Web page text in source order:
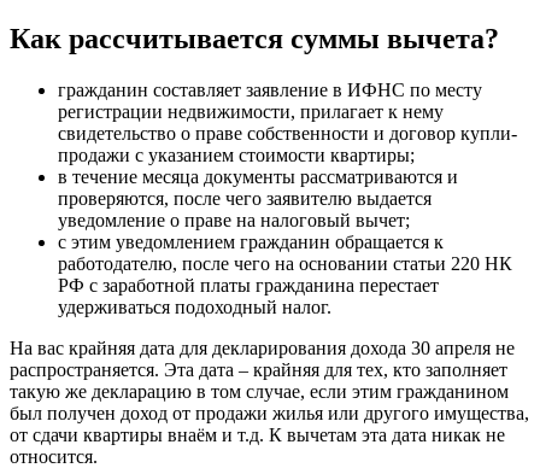
Как рассчитывается суммы вычета?
гражданин составляет заявление в ИФНС по месту
регистрации недвижимости, прилагает к нему
свидетельство о праве собственности и договор купли-
продажи с указанием стоимости квартиры;
в течение месяца документы рассматриваются и
проверяются, после чего заявителю выдается
уведомление о праве на налоговый вычет;
с этим уведомлением гражданин обращается к
работодателю, после чего на основании статьи 220 НК
РФ с заработной платы гражданина перестает
удерживаться подоходный налог.
На вас крайняя дата для декларирования дохода 30 апреля не
распространяется. Эта дата – крайняя для тех, кто заполняет
такую же декларацию в том случае, если этим гражданином
был получен доход от продажи жилья или другого имущества,
от сдачи квартиры внаём и т.д. К вычетам эта дата никак не
относится.